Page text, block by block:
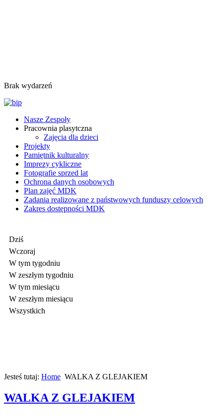
Brak wydarzeń
Nasze Zespoły
Pracownia plasytczna
Zajęcia dla dzieci
Projekty
Pamiętnik kulturalny
Imprezy cykliczne
Fotografie sprzed lat
Ochrona danych osobowych
Plan zajęć MDK
Zadania realizowane z państwowych funduszy celowych
Zakres dostępności MDK
Dziś
Wczoraj
W tym tygodniu
W zeszłym tygodniu
W tym miesiącu
W zeszłym miesiącu
Wszystkich
Jesteś tutaj: Home WALKA Z GLEJAKIEM
WALKA Z GLEJAKIEM